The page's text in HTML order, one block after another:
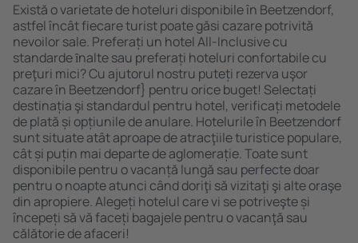
Există o varietate de hoteluri disponibile în Beetzendorf,
astfel încât fiecare turist poate găsi cazare potrivită
nevoilor sale. Preferați un hotel All-Inclusive cu
standarde ȋnalte sau preferați hoteluri confortabile cu
preţuri mici? Cu ajutorul nostru puteți rezerva uşor
cazare în Beetzendorf} pentru orice buget! Selectați
destinația şi standardul pentru hotel, verificați metodele
de plată și opțiunile de anulare. Hotelurile în Beetzendorf
sunt situate atât aproape de atracţiile turistice populare,
cât și puțin mai departe de aglomerație. Toate sunt
disponibile pentru o vacanță lungă sau perfecte doar
pentru o noapte atunci când doriţi să vizitaţi şi alte oraşe
din apropiere. Alegeți hotelul care vi se potriveşte și
începeți să vă faceți bagajele pentru o vacanţă sau
călătorie de afaceri!